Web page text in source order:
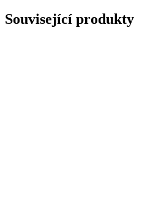
Související produkty